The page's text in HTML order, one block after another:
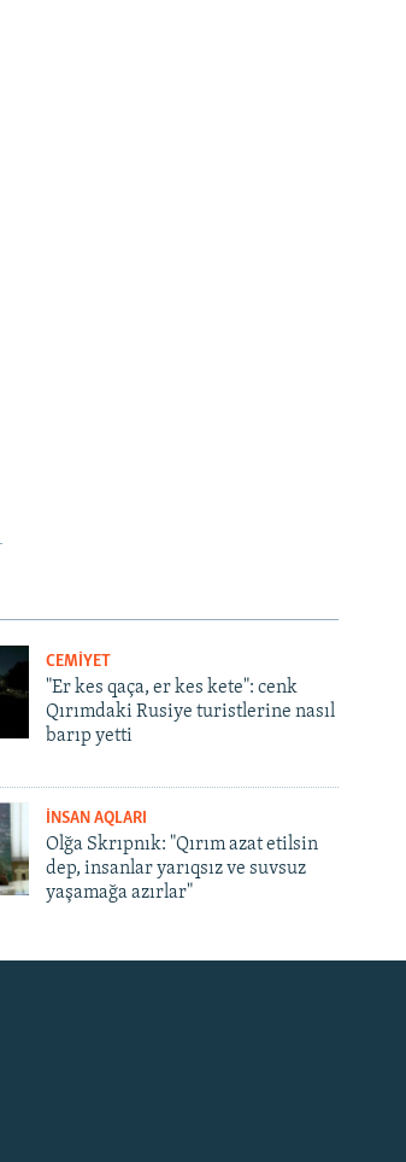
CEMİYET
"Er kes qaça, er kes kete": cenk
Qırımdaki Rusiye turistlerine nasıl
barıp yetti
İNSAN AQLARI
Olğa Skrıpnık: "Qırım azat etilsin
dep, insanlar yarıqsız ve suvsuz
yaşamağa azırlar"